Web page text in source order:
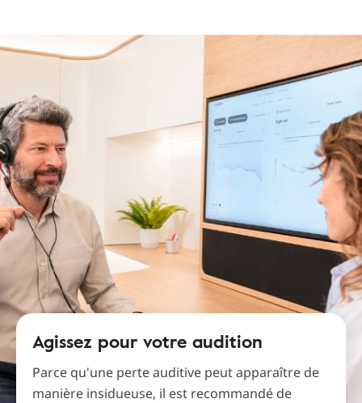
Agissez pour votre audition
Parce qu'une perte auditive peut apparaître de
manière insidueuse, il est recommandé de